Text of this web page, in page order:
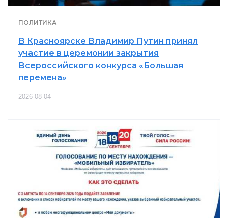
ПОЛИТИКА
В Красноярске Владимир Путин принял
участие в церемонии закрытия
Всероссийского конкурса «Большая
перемена»
2026-08-04